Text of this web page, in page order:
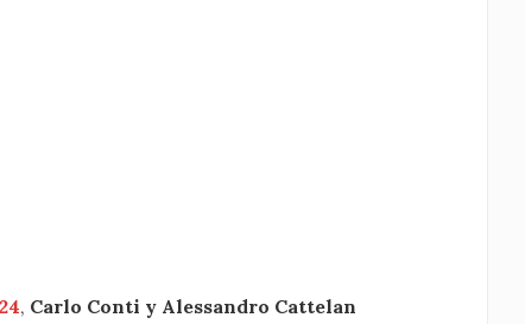
, Carlo Conti y Alessandro Cattelan